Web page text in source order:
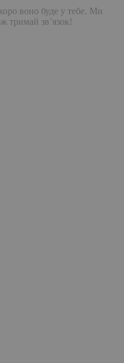
воно буде у тебе. Ми
тримай зв’язок!